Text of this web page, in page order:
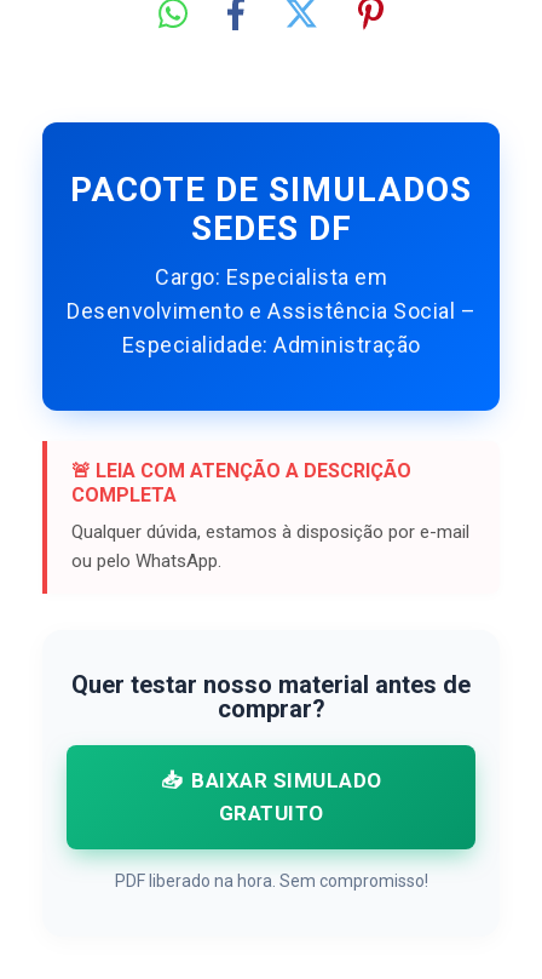
PACOTE DE SIMULADOS
SEDES DF
Cargo: Especialista em
Desenvolvimento e Assistência Social –
Especialidade: Administração
🚨 LEIA COM ATENÇÃO A DESCRIÇÃO
COMPLETA
Qualquer dúvida, estamos à disposição por e-mail
ou pelo WhatsApp.
Quer testar nosso material antes de
comprar?
📥 BAIXAR SIMULADO
GRATUITO
PDF liberado na hora. Sem compromisso!